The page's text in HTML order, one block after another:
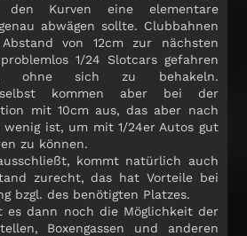
den Kurven eine elementare
abwägen sollte. Clubbahnen
von 12cm zur nächsten
1/24 Slotcars gefahren
ohne sich zu behakeln.
selbst kommen aber bei der
mit 10cm aus, das aber nach
wenig ist, um mit 1/24er Autos gut
zu können.
kommt natürlich auch
zurecht, das hat Vorteile bei
bzgl. des benötigten Platzes.
es dann noch die Möglichkeit der
Boxengassen und anderen